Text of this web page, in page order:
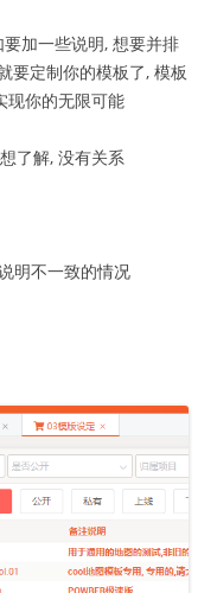
加一些说明, 想要并排
要定制你的模板了, 模板
现你的无限可能
了解, 没有关系
明不一致的情况